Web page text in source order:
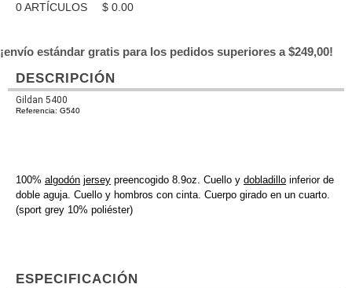
0ARTÍCULOS $ 0.00
¡envío estándar gratis para los pedidos superiores a $249,00!
DESCRIPCIÓN
Gildan 5400
Referencia: G540
100% algodón jersey preencogido 8.9oz. Cuello y dobladillo inferior de
doble aguja. Cuello y hombros con cinta. Cuerpo girado en un cuarto.
(sport grey 10% poliéster)
ESPECIFICACIÓN